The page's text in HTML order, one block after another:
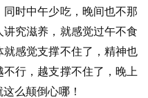
时中午少吃，晚间也不那
究滋养，就感觉过午不食
感觉支撑不住了，精神也
行，越支撑不住了，晚上
么颠倒心哪！